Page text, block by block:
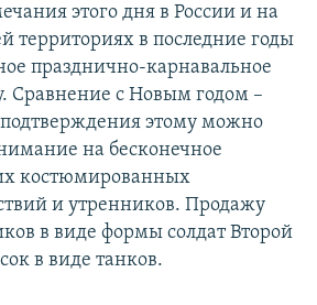
этого дня в России и на
территориях в последние годы
празднично-карнавальное
Сравнение с Новым годом –
подтверждения этому можно
на бесконечное
костюмированных
и утренников. Продажу
в виде формы солдат Второй
в виде танков.